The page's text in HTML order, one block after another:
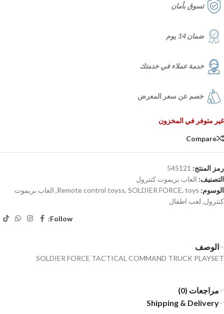
تسوق بأمان
ضمان 14 يوم
خدمة عملاء في خدمتك
خصم عن سعر المعرض
غير متوفر في المخزون
Compare
رمز المنتج: 545121
التصنيف: العاب بريموت كنترول
الوسوم:
Remote control toyss, SOLDIER FORCE, toys
, العاب بريموت
كنترول, لعب اطفال
Follow:
الوصف
SOLDIER FORCE TACTICAL COMMAND TRUCK PLAYSET
مراجعات (0)
Shipping & Delivery